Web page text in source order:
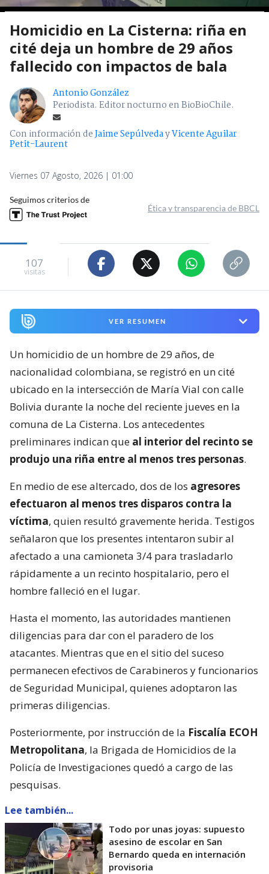
Homicidio en La Cisterna: riña en
cité deja un hombre de 29 años
fallecido con impactos de bala
Antonio González
Periodista. Editor nocturno en BioBioChile.
Con información deJaime SepúlvedayVicente Aguilar
Petit-Laurent
Viernes 07 Agosto, 2026 | 01:00
Seguimos criterios de
Ética y transparencia de BBCL
107
visitas
VER RESUMEN
Un homicidio de un hombre de 29 años, de
nacionalidad colombiana, se registró en un cité
ubicado en la intersección de María Vial con calle
Bolivia durante la noche del reciente jueves en la
comuna de La Cisterna. Los antecedentes
preliminares indican que al interior del recinto se
produjo una riña entre al menos tres personas.
En medio de ese altercado, dos de los agresores
efectuaron al menos tres disparos contra la
víctima, quien resultó gravemente herida. Testigos
señalaron que los presentes intentaron subir al
afectado a una camioneta 3/4 para trasladarlo
rápidamente a un recinto hospitalario, pero el
hombre falleció en el lugar.
Hasta el momento, las autoridades mantienen
diligencias para dar con el paradero de los
atacantes. Mientras que en el sitio del suceso
permanecen efectivos de Carabineros y funcionarios
de Seguridad Municipal, quienes adoptaron las
primeras diligencias.
Posteriormente, por instrucción de la Fiscalía ECOH
Metropolitana, la Brigada de Homicidios de la
Policía de Investigaciones quedó a cargo de las
pesquisas.
Lee también...
Todo por unas joyas: supuesto
asesino de escolar en San
Bernardo queda en internación
provisoria